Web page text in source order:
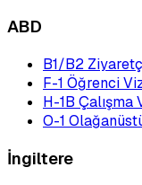
ABD
B1/B2
F-1 Öğrenci
H-1B Çalışma
O-1
İngiltere